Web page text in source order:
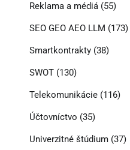
Reklama a médiá(55)
SEO GEO AEO LLM (173)
Smartkontrakty(38)
SWOT(130)
Telekomunikácie(116)
Účtovníctvo (35)
Univerzitné štúdium(37)